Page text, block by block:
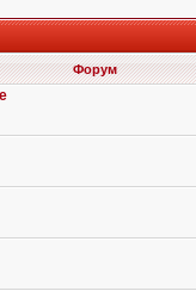
Форум